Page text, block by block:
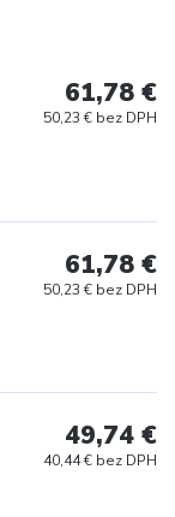
61,78 €
50,23 € bez DPH
61,78 €
50,23 € bez DPH
49,74 €
40,44 € bez DPH